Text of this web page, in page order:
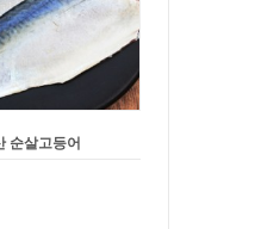
순살고등어